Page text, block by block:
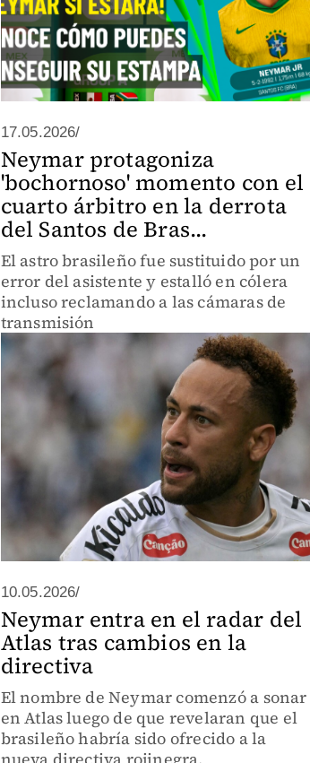
17.05.2026/
Neymar protagoniza
'bochornoso' momento con el
cuarto árbitro en la derrota
del Santos de Bras...
El astro brasileño fue sustituido por un
error del asistente y estalló en cólera
incluso reclamando a las cámaras de
transmisión
10.05.2026/
Neymar entra en el radar del
Atlas tras cambios en la
directiva
El nombre de Neymar comenzó a sonar
en Atlas luego de que revelaran que el
brasileño habría sido ofrecido a la